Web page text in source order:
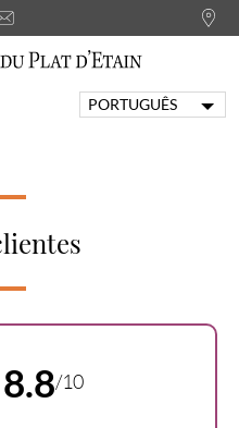
PORTUGUÊS
8.8/10